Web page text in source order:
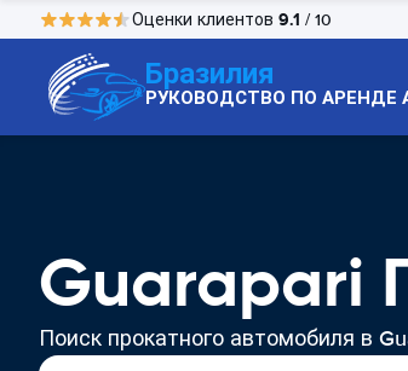
Оценки клиентов 9.1 / 10
Бразилия
РУКОВОДСТВО ПО АРЕНДЕ
Guarapari
Поиск прокатного автомобиля в